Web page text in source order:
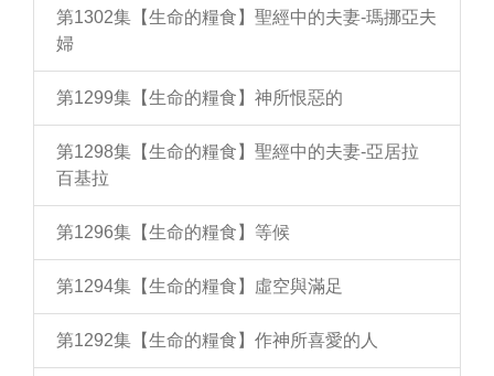
第1302集【生命的糧食】聖經中的夫妻-瑪挪亞夫
婦
第1299集【生命的糧食】神所恨惡的
第1298集【生命的糧食】聖經中的夫妻-亞居拉
百基拉
第1296集【生命的糧食】等候
第1294集【生命的糧食】虛空與滿足
第1292集【生命的糧食】作神所喜愛的人